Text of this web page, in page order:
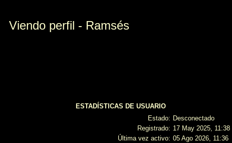
Viendo perfil - Ramsés
ESTADÍSTICAS DE USUARIO
Estado: Desconectado
Registrado: 17 May 2025, 11:38
Última vez activo: 05 Ago 2026, 11:36